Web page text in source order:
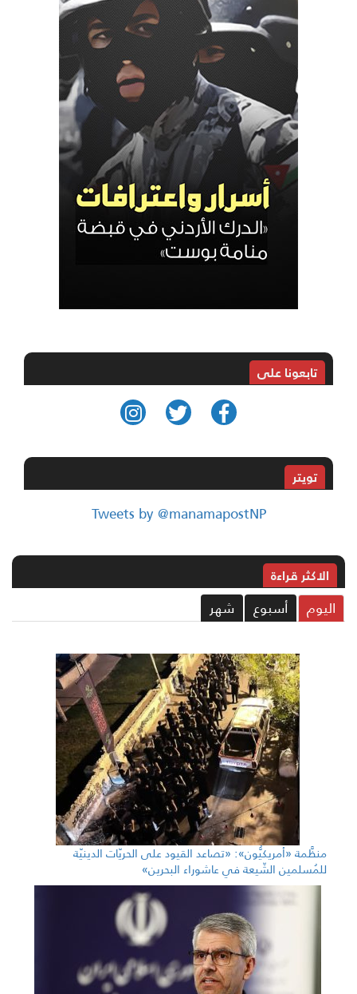
تابعونا على
تويتر
Tweets by @manamapostNP
الاکثر قراءة
أسبوع شهر
منظَّمة «أمريكيُّون»: «تصاعد القيود على الحريّات الدينيّة
للمُسلمين الشّيعة في عاشوراء البحرين»